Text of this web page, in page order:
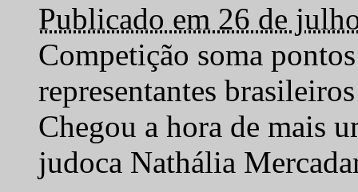
Publicado em 26 de
Competição soma
representantes
Chegou a hora de mais
judoca Nathália